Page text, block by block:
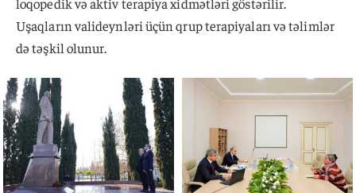
Uşaqların valideynləri üçün qrup terapiyaları və təlimlər
də təşkil olunur.